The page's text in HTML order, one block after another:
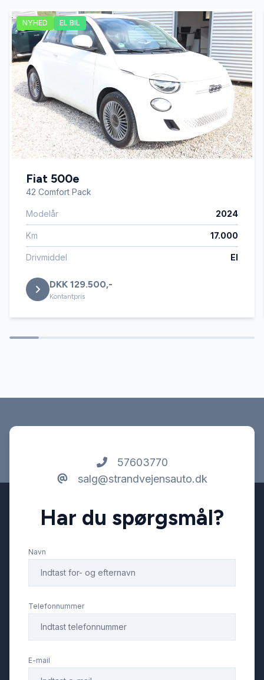
Højdejusterbart førersæde
Isofix
Splitbagsæder
Stofsæder
Tågelygter
NYHED EL BIL
Fiat 500e
42 Comfort Pack
Modelår 2024
Km 17.000
Drivmiddel El
DKK 129.500,-
Kontantpris
57603770
salg@strandvejensauto.dk
Har du spørgsmål?
Navn
Telefonnummer
E-mail